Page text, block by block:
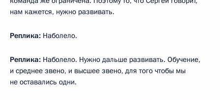
нам кажется, нужно развивать.
Реплика: Наболело.
Реплика: Наболело. Нужно дальше развивать. Обучение,
и среднее звено, и высшее звено, для того чтобы мы
не оставались одни.